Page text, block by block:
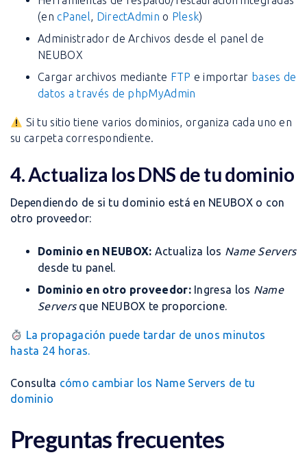
(encPanel, DirectAdmin o Plesk)
Administrador de Archivos desde el panel de
NEUBOX
Cargar archivos mediante FTP e importar bases de
datos a través de phpMyAdmin
Si tu sitio tiene varios dominios, organiza cada uno en
su carpeta correspondiente.
4. Actualiza los DNS de tu dominio
Dependiendo de si tu dominio está en NEUBOX o con
otro proveedor:
Dominio en NEUBOX: Actualiza los Name Servers
desde tu panel.
Dominio en otro proveedor:Ingresa los Name
Serversque NEUBOX te proporcione.
La propagación puede tardar de unos minutos
hasta 24 horas.
Consulta cómo cambiar los Name Servers de tu
dominio
Preguntas frecuentes